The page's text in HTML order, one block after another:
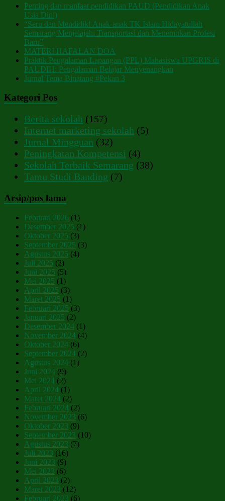
Penting dan manfaat pendidikan PAUD (Pendidikan Anak
Usia Dini)
“Seru dan Mendidik! Anak-anak TK Islam Hidayatullah
Semarang Menjelajahi Transportasi dan Menemukan Profesi
Baru”
MATERI HAFALAN DOA
Praktik Pengalaman Lapangan (PPL) Mahasiswa UPGRIS di
PAUDIH: Pengalaman Belajar Menyenangkan
Jurnal Tema Binatang #Pekan 3
Kategori Pos
Berita sekolah (157)
Internet marketing sekolah (5)
Jurnal Mingguan (32)
Peningkatan Kompetensi (4)
Sekolah Terbaik Semarang (38)
Tamu Studi Banding (7)
Arsip/pos lama
Februari 2026 (1)
Desember 2025 (1)
Oktober 2025 (3)
September 2025 (3)
Agustus 2025 (4)
Juli 2025 (2)
Juni 2025 (5)
Mei 2025 (1)
April 2025 (3)
Maret 2025 (1)
Februari 2025 (3)
Januari 2025 (2)
Desember 2024 (1)
November 2024 (4)
Oktober 2024 (6)
September 2024 (2)
Agustus 2024 (1)
Juni 2024 (9)
Mei 2024 (2)
April 2024 (1)
Maret 2024 (2)
Februari 2024 (2)
November 2023 (6)
Oktober 2023 (9)
September 2023 (10)
Agustus 2023 (7)
Juli 2023 (16)
Juni 2023 (9)
Mei 2023 (6)
April 2023 (2)
Maret 2023 (12)
Februari 2023 (6)